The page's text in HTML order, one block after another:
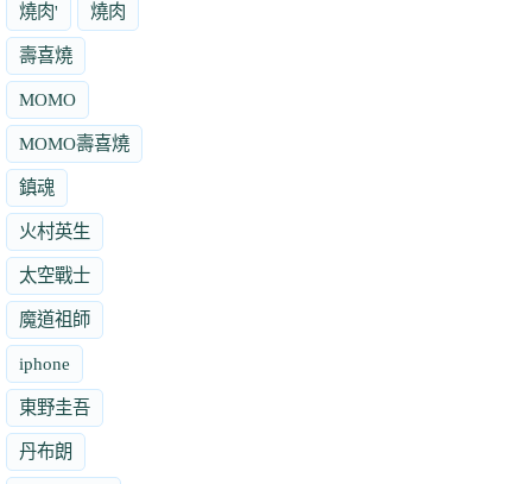
燒肉' 燒肉
壽喜燒
MOMO
MOMO壽喜燒
鎮魂
火村英生
太空戰士
魔道祖師
iphone
東野圭吾
丹布朗